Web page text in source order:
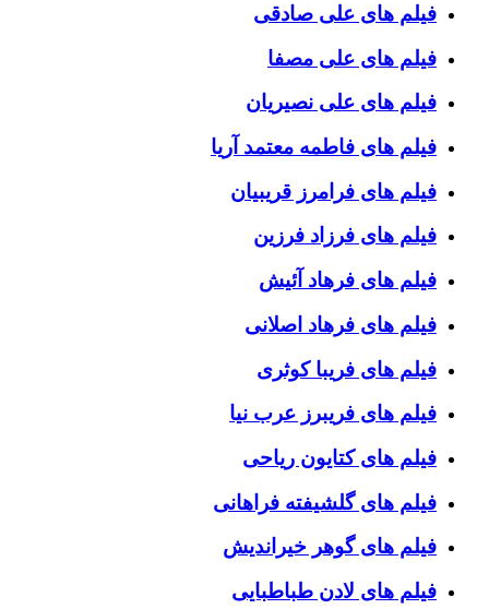
فیلم های علی صادقی
فیلم های علی مصفا
فیلم های علی نصیریان
فیلم های فاطمه معتمد آریا
فیلم های فرامرز قریبیان
فیلم های فرزاد فرزین
فیلم های فرهاد آئیش
فیلم های فرهاد اصلانی
فیلم های فریبا کوثری
فیلم های فریبرز عرب نیا
فیلم های کتایون ریاحی
فیلم های گلشیفته فراهانی
فیلم های گوهر خیراندیش
فیلم های لادن طباطبایی